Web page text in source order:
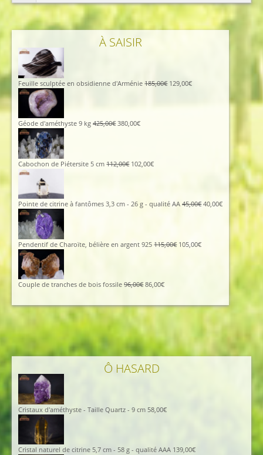
À SAISIR
Feuille sculptée en obsidienne d'Arménie 185,00€ Le
129,00€Le
Géode d'améthyste 9 kg 425,00€ Le
425,00€.
380,00€Le
380,00€.
Cabochon de Piétersite 5 cm 112,00€ Le
112,00€.
102,00€Le
102,00€.
Pointe de citrine à fantômes 3,3 cm - 26 g - qualité AA 45,00€Le
40,00€Le
est :
40,00€.
Pendentif de Charoïte, bélière en argent 925 115,00€ Le
105,00€Le
Couple de tranches de bois fossile 96,00€Le
initial
86,00€Le
actuel
Ô HASARD
Cristaux d'améthyste - Taille Quartz - 9 cm 58,00€
Cristal naturel de citrine 5,7 cm - 58 g - qualité AAA 139,00€